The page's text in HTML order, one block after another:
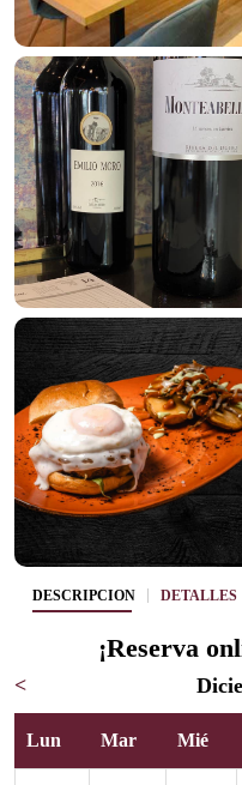
DESCRIPCIÓN DETALLES
¡Reserva
<
Lun Mar Mié